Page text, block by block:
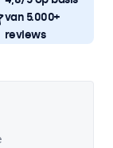
van 5.000+
reviews